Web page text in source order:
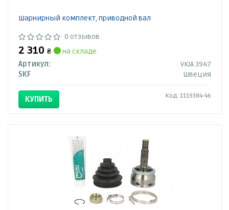
Шарнирный комплект, приводной вал
0 отзывов
2 310 ₴
на складе
Артикул:
VKJA 3947
SKF
Швеция
КУПИТЬ Код: 1119384-46